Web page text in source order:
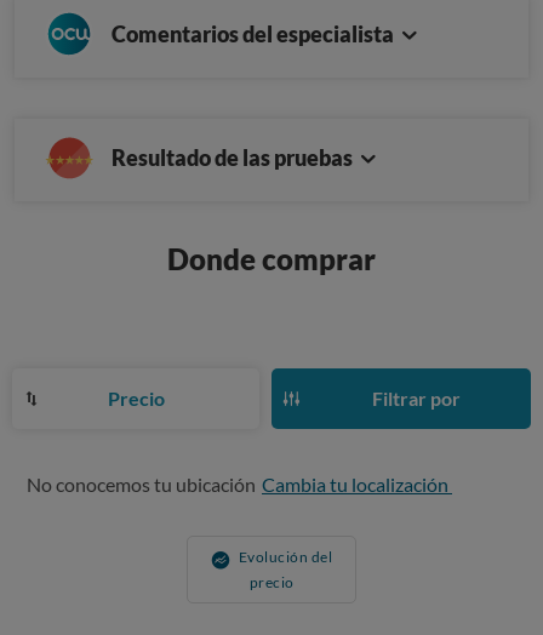
Comentarios del especialista
Resultado de las pruebas
Donde comprar
Precio Filtrar por
No conocemos tu ubicación Cambia tu localización
Evolución del
precio